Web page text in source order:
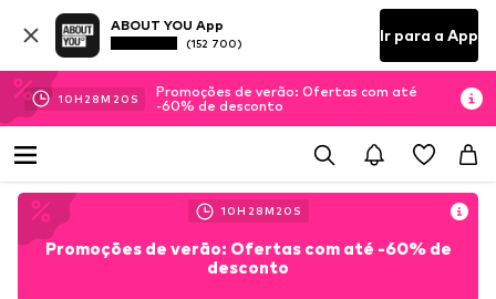
ABOUT YOU App
(152 700) Ir para a App
10H 28M 18 S
Promoções de verão: Ofertas com até
-60% de desconto
10H 28M 18 S
Promoções de verão: Ofertas com até -60% de
desconto